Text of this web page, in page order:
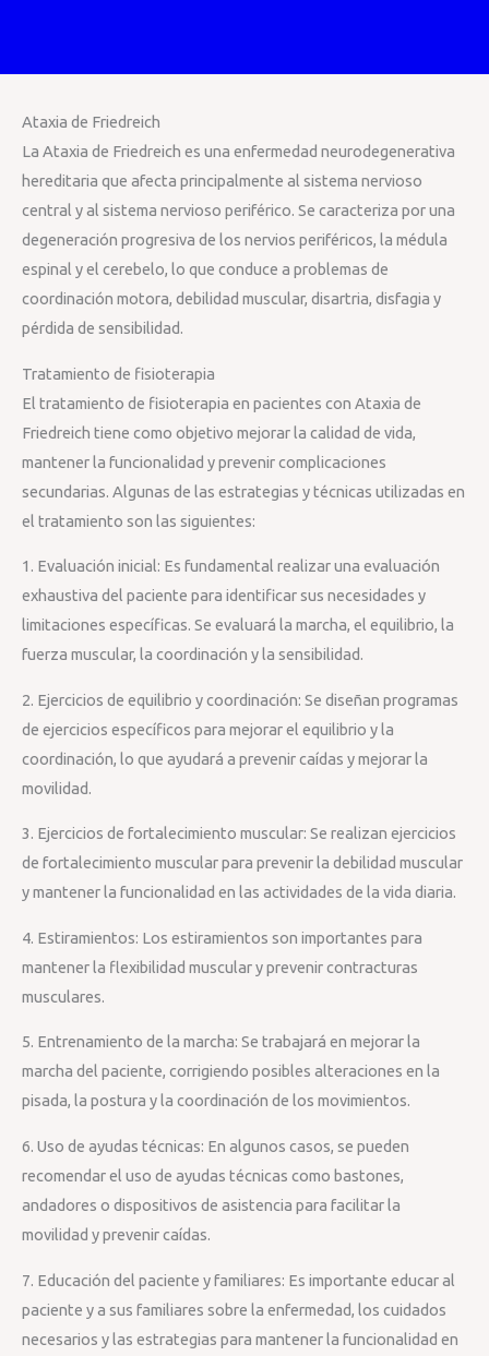
Ataxia de Friedreich
La Ataxia de Friedreich es una enfermedad neurodegenerativa
hereditaria que afecta principalmente al sistema nervioso
central y al sistema nervioso periférico. Se caracteriza por una
degeneración progresiva de los nervios periféricos, la médula
espinal y el cerebelo, lo que conduce a problemas de
coordinación motora, debilidad muscular, disartria, disfagia y
pérdida de sensibilidad.
Tratamiento de fisioterapia
El tratamiento de fisioterapia en pacientes con Ataxia de
Friedreich tiene como objetivo mejorar la calidad de vida,
mantener la funcionalidad y prevenir complicaciones
secundarias. Algunas de las estrategias y técnicas utilizadas en
el tratamiento son las siguientes:
1. Evaluación inicial: Es fundamental realizar una evaluación
exhaustiva del paciente para identificar sus necesidades y
limitaciones específicas. Se evaluará la marcha, el equilibrio, la
fuerza muscular, la coordinación y la sensibilidad.
2. Ejercicios de equilibrio y coordinación: Se diseñan programas
de ejercicios específicos para mejorar el equilibrio y la
coordinación, lo que ayudará a prevenir caídas y mejorar la
movilidad.
3. Ejercicios de fortalecimiento muscular: Se realizan ejercicios
de fortalecimiento muscular para prevenir la debilidad muscular
y mantener la funcionalidad en las actividades de la vida diaria.
4. Estiramientos: Los estiramientos son importantes para
mantener la flexibilidad muscular y prevenir contracturas
musculares.
5. Entrenamiento de la marcha: Se trabajará en mejorar la
marcha del paciente, corrigiendo posibles alteraciones en la
pisada, la postura y la coordinación de los movimientos.
6. Uso de ayudas técnicas: En algunos casos, se pueden
recomendar el uso de ayudas técnicas como bastones,
andadores o dispositivos de asistencia para facilitar la
movilidad y prevenir caídas.
7. Educación del paciente y familiares: Es importante educar al
paciente y a sus familiares sobre la enfermedad, los cuidados
necesarios y las estrategias para mantener la funcionalidad en